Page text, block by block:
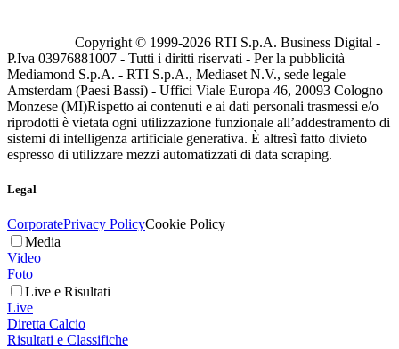
Copyright © 1999-2026 RTI S.p.A. Business Digital -
P.Iva 03976881007 - Tutti i diritti riservati - Per la pubblicità
Mediamond S.p.A. - RTI S.p.A., Mediaset N.V., sede legale
Amsterdam (Paesi Bassi) - Uffici Viale Europa 46, 20093 Cologno
Monzese (MI)Rispetto ai contenuti e ai dati personali trasmessi e/o
riprodotti è vietata ogni utilizzazione funzionale all’addestramento di
sistemi di intelligenza artificiale generativa. È altresì fatto divieto
espresso di utilizzare mezzi automatizzati di data scraping.
Legal
CorporatePrivacy PolicyCookie Policy
Media
Video
Foto
Live e Risultati
Live
Diretta Calcio
Risultati e Classifiche